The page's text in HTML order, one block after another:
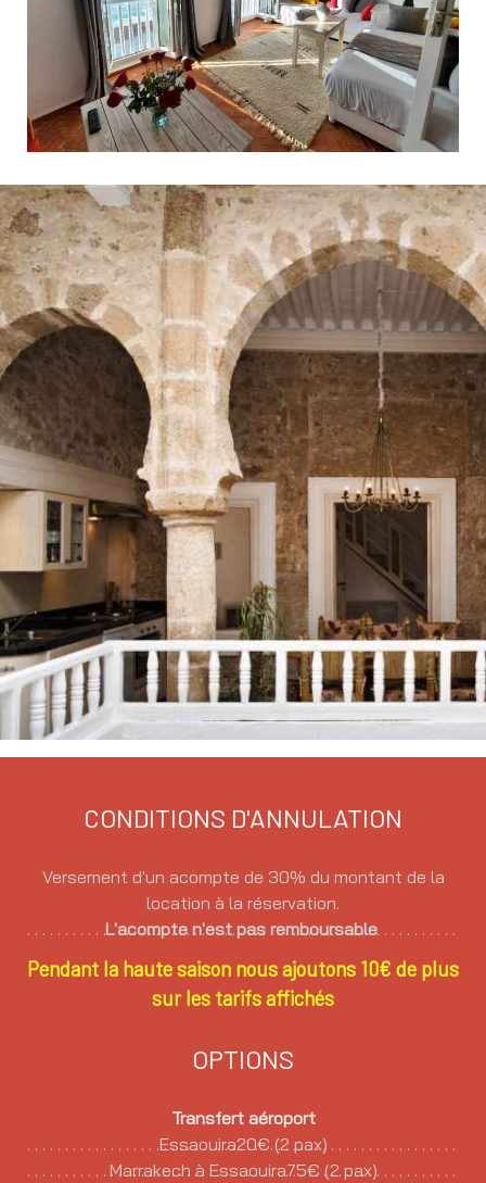
CONDITIONS D'ANNULATION
Versement d'un acompte de 30% du montant de la
location à la réservation.
L'acompte n'est pas remboursable
Pendant la haute saison nous ajoutons 10€ de plus
sur les tarifs affichés
OPTIONS
Transfert aéroport
Essaouira20€ (2 pax)
Marrakech à Essaouira75€ (2 pax)